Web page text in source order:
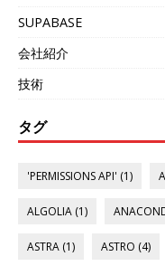
SUPABASE
会社紹介
技術
タグ
'PERMISSIONS API' (1)
ALGOLIA (1)
ASTRA (1) ASTRO (4)